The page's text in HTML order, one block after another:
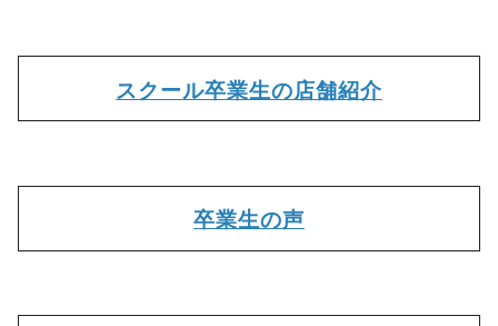
スクール卒業生の店舗紹介
卒業生の声